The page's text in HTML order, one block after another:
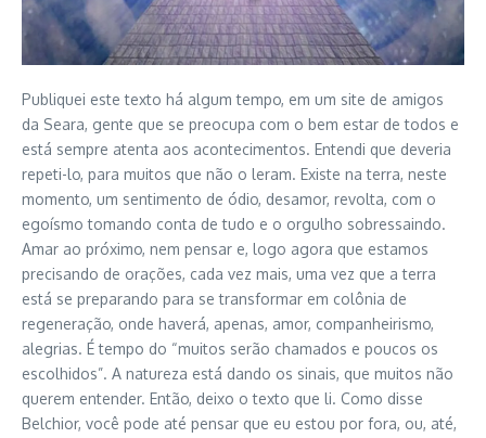
Publiquei este texto há algum tempo, em um site de amigos
da Seara, gente que se preocupa com o bem estar de todos e
está sempre atenta aos acontecimentos. Entendi que deveria
repeti-lo, para muitos que não o leram. Existe na terra, neste
momento, um sentimento de ódio, desamor, revolta, com o
egoísmo tomando conta de tudo e o orgulho sobressaindo.
Amar ao próximo, nem pensar e, logo agora que estamos
precisando de orações, cada vez mais, uma vez que a terra
está se preparando para se transformar em colônia de
regeneração, onde haverá, apenas, amor, companheirismo,
alegrias. É tempo do “muitos serão chamados e poucos os
escolhidos”. A natureza está dando os sinais, que muitos não
querem entender. Então, deixo o texto que li. Como disse
Belchior, você pode até pensar que eu estou por fora, ou, até,